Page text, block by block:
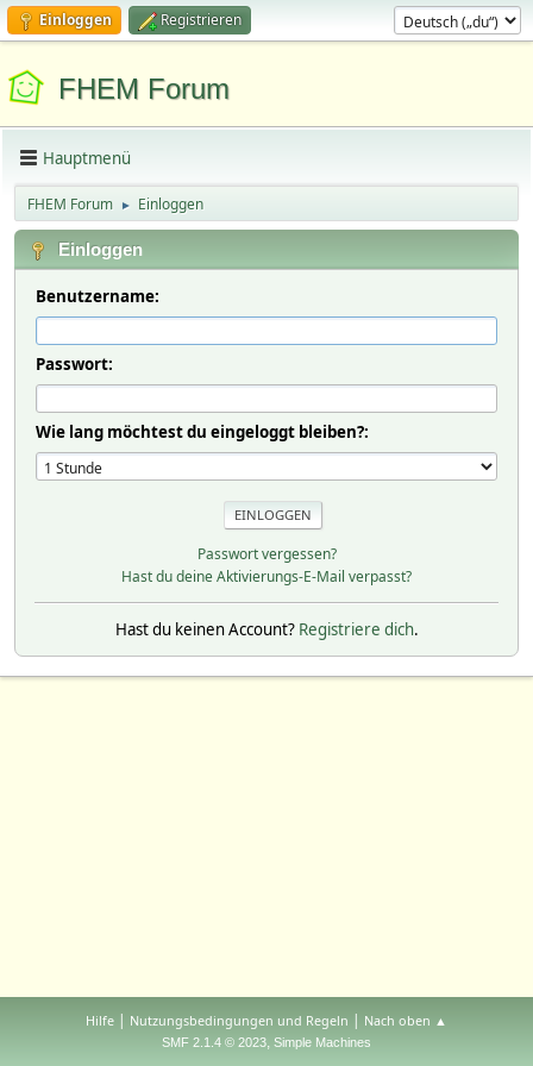
Einloggen Registrieren
FHEM Forum
Hauptmenü
FHEM Forum ► Einloggen
Einloggen
Benutzername:
Passwort:
Wie lang möchtest du eingeloggt bleiben?:
Passwort vergessen?
Hast du deine Aktivierungs-E-Mail verpasst?
Hast du keinen Account? Registriere dich.
Hilfe | Nutzungsbedingungen und Regeln | Nach oben ▲
SMF 2.1.4 © 2023, Simple Machines